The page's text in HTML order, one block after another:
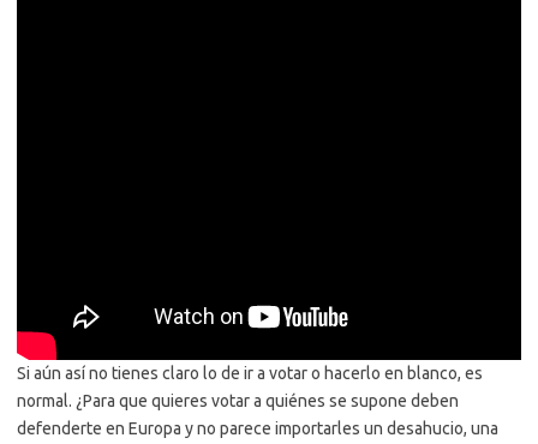
Si aún así no tienes claro lo de ir a votar o hacerlo en blanco, es
normal. ¿Para que quieres votar a quiénes se supone deben
defenderte en Europa y no parece importarles un desahucio, una